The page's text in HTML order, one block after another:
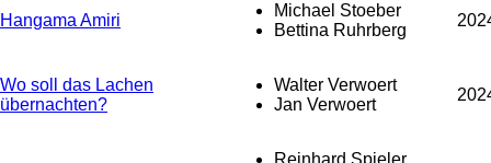
Hangama Amiri
Michael Stoeber
Bettina Ruhrberg
Wo soll das Lachen
übernachten?
Walter Verwoert
Jan Verwoert